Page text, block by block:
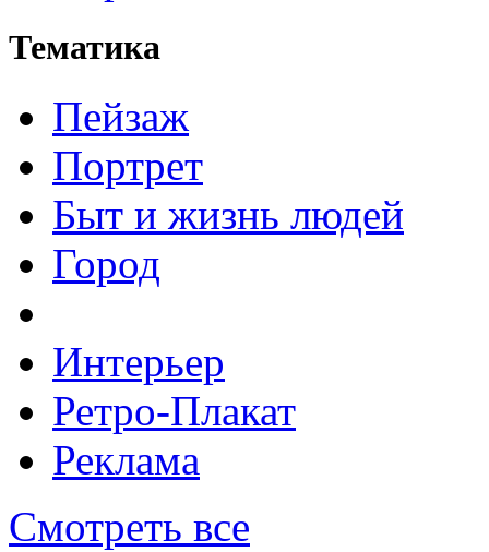
Тематика
Пейзаж
Портрет
Быт и жизнь людей
Город
Интерьер
Ретро-Плакат
Реклама
Смотреть все